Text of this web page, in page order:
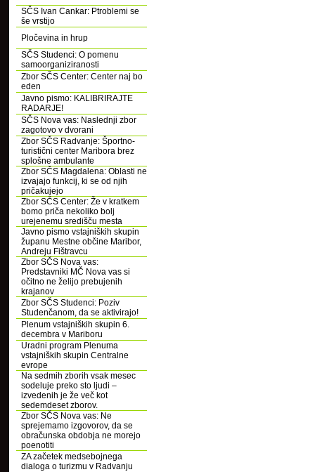
SČS Ivan Cankar: Ptroblemi se
še vrstijo
Pločevina in hrup
SČS Studenci: O pomenu
samoorganiziranosti
Zbor SČS Center: Center naj bo
eden
Javno pismo: KALIBRIRAJTE
RADARJE!
SČS Nova vas: Naslednji zbor
zagotovo v dvorani
Zbor SČS Radvanje: Športno-
turistični center Maribora brez
splošne ambulante
Zbor SČS Magdalena: Oblasti ne
izvajajo funkcij, ki se od njih
pričakujejo
Zbor SČS Center: Že v kratkem
bomo priča nekoliko bolj
urejenemu središču mesta
Javno pismo vstajniških skupin
županu Mestne občine Maribor,
Andreju Fištravcu
Zbor SČS Nova vas:
Predstavniki MČ Nova vas si
očitno ne želijo prebujenih
krajanov
Zbor SČS Studenci: Poziv
Studenčanom, da se aktivirajo!
Plenum vstajniških skupin 6.
decembra v Mariboru
Uradni program Plenuma
vstajniških skupin Centralne
evrope
Na sedmih zborih vsak mesec
sodeluje preko sto ljudi –
izvedenih je že več kot
sedemdeset zborov.
Zbor SČS Nova vas: Ne
sprejemamo izgovorov, da se
obračunska obdobja ne morejo
poenotiti
ZA začetek medsebojnega
dialoga o turizmu v Radvanju